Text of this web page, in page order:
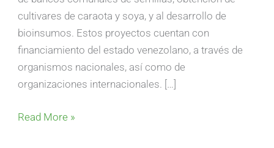
cultivares de caraota y soya, y al desarrollo de
bioinsumos. Estos proyectos cuentan con
financiamiento del estado venezolano, a través de
organismos nacionales, así como de
organizaciones internacionales. […]
Read More »